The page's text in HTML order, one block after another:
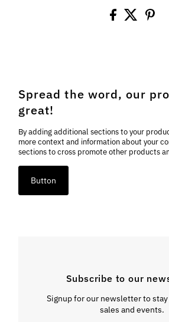
Spread the word, our
great!
By adding additional sections to your
more context and information about your
sections to cross promote other products
Button
Subscribe to our
Signup for our newsletter to
sales and events.